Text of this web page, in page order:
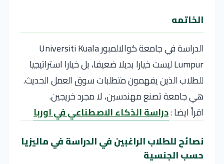
الخاتمه
الدراسة في جامعة كوالالمبور Universiti Kuala
Lumpur ليست خيارا بديلا ضعيفا، بل خيارا استراتيجيا
للطلاب الذين يفهمون متطلبات سوق العمل الحديث.
هي جامعة تصنع مهندسين، لا مجرد خريجين.
اقرأ ايضا :دراسة الذكاء الاصطناعي في اوربا
نصائح للطلاب الراغبين في الدراسة في ماليزيا
حسب الجنسية